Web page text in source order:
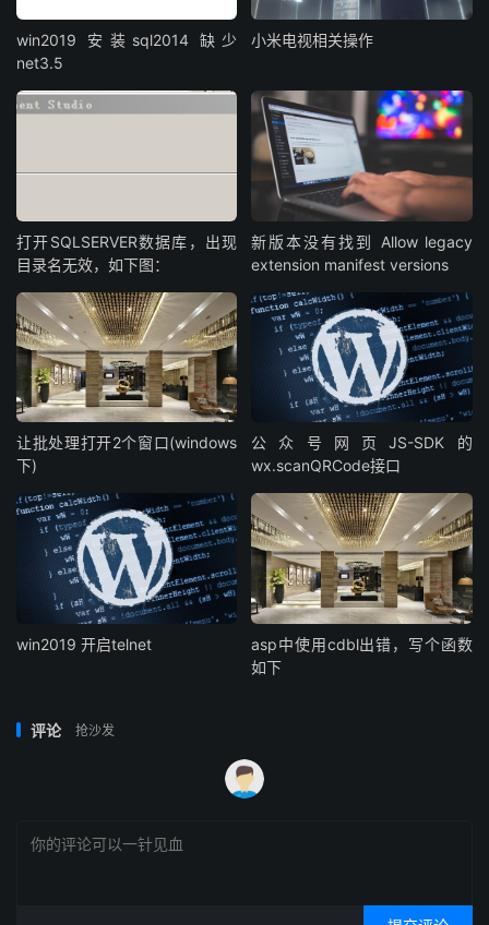
win2019 安装sql2014 缺少
net3.5
小米电视相关操作
打开SQLSERVER数据库，出现
目录名无效，如下图：
新版本没有找到 Allow legacy
extension manifest versions
让批处理打开2个窗口(windows
下)
公众号网页JS-SDK的
wx.scanQRCode接口
win2019 开启telnet
asp中使用cdbl出错，写个函数
如下
评论 抢沙发